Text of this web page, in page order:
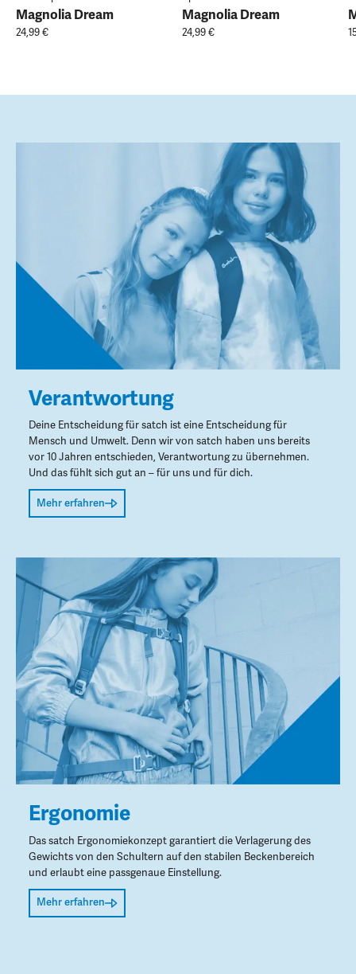
Magnolia Dream
24,99 €
Magnolia Dream
24,99 €
Verantwortung
Deine Entscheidung für satch ist eine Entscheidung für
Mensch und Umwelt. Denn wir von satch haben uns bereits
vor 10 Jahren entschieden, Verantwortung zu übernehmen.
Und das fühlt sich gut an – für uns und für dich.
Mehr erfahren
Ergonomie
Das satch Ergonomiekonzept garantiert die Verlagerung des
Gewichts von den Schultern auf den stabilen Beckenbereich
und erlaubt eine passgenaue Einstellung.
Mehr erfahren